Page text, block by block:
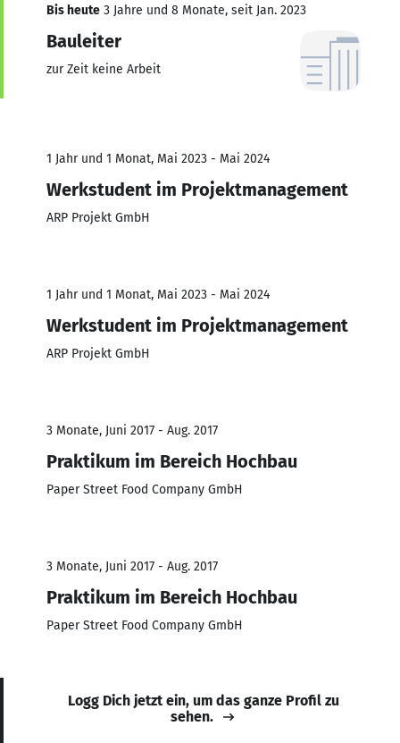
Bis heute 3 Jahre und 8 Monate, seit Jan. 2023
Bauleiter
zur Zeit keine Arbeit
1 Jahr und 1 Monat, Mai 2023 - Mai 2024
Werkstudent im Projektmanagement
ARP Projekt GmbH
1 Jahr und 1 Monat, Mai 2023 - Mai 2024
Werkstudent im Projektmanagement
ARP Projekt GmbH
3 Monate, Juni 2017 - Aug. 2017
Praktikum im Bereich Hochbau
Paper Street Food Company GmbH
3 Monate, Juni 2017 - Aug. 2017
Praktikum im Bereich Hochbau
Paper Street Food Company GmbH
Logg Dich jetzt ein, um das ganze Profil zu
sehen.